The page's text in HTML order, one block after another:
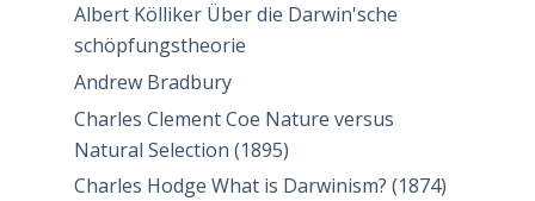
Albert Kölliker Über die Darwin'sche
schöpfungstheorie
Andrew Bradbury
Charles Clement Coe Nature versus
Natural Selection (1895)
Charles Hodge What is Darwinism? (1874)